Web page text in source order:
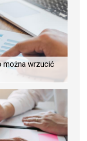
można wrzucić